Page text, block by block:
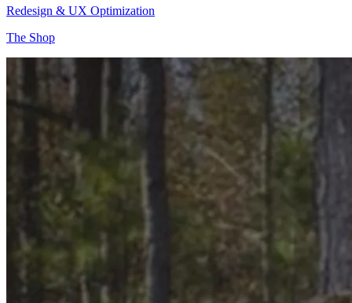
Redesign & UX Optimization
The Shop